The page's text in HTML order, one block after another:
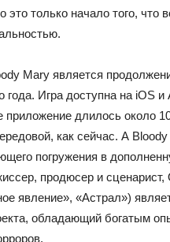
это только начало того, что
Mary является
года. Игра доступна на iOS и
приложение длилось около
как сейчас. А
погружения в
продюсер и
явление», «Астрал»)
обладающий богатым